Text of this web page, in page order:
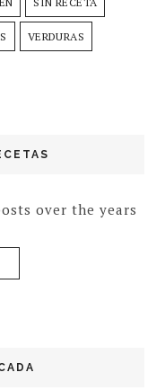
VERDURAS
over the years